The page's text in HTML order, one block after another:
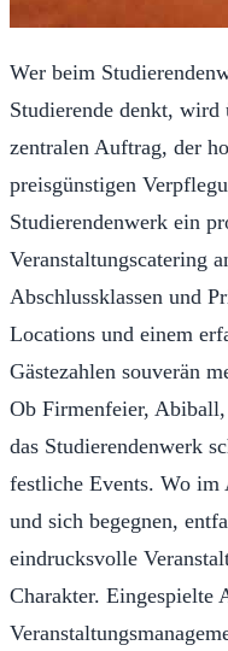
Wer beim
Studierende denkt, wird
zentralen Auftrag, der
preisgünstigen
Studierendenwerk ein
Veranstaltungscatering
Abschlussklassen und
Locations und einem
Gästezahlen souverän
Ob Firmenfeier, Abiball,
das Studierendenwerk
festliche Events. Wo im
und sich begegnen,
eindrucksvolle
Charakter. Eingespielte